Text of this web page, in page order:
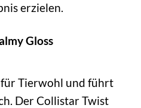
erzielen.
Gloss
Tierwohl und führt
Der Collistar Twist